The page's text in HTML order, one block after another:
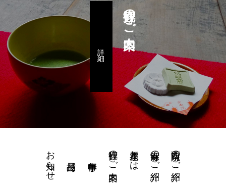
拝観のご案内
西南院のご紹介
當麻寺のご紹介
水琴窟とは
拝観のご案内
お知らせ